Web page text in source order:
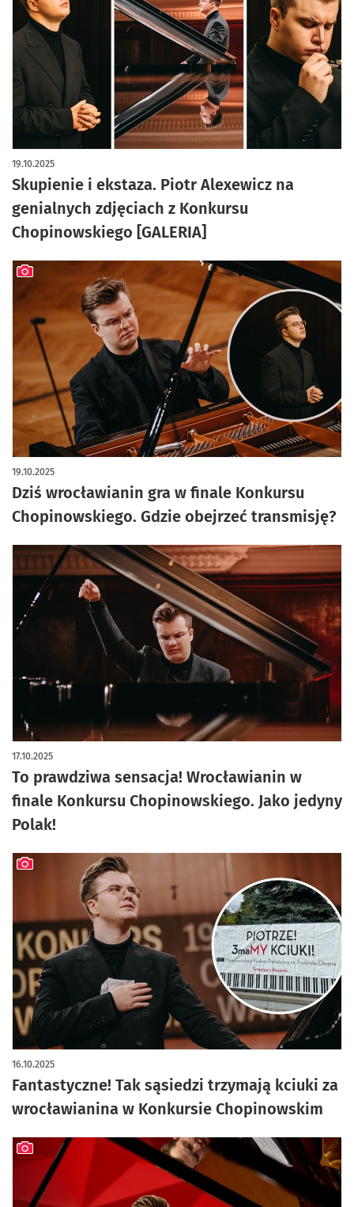
Skupienie i ekstaza. Piotr Alexewicz na
genialnych zdjęciach z Konkursu
Chopinowskiego [GALERIA]
19.10.2025
artykuł z galerią zdjęć
Dziś wrocławianin gra w finale Konkursu
Chopinowskiego. Gdzie obejrzeć transmisję?
19.10.2025
artykuł z galerią zdjęć
To prawdziwa sensacja! Wrocławianin w
finale Konkursu Chopinowskiego. Jako jedyny
Polak!
17.10.2025
Fantastyczne! Tak sąsiedzi trzymają kciuki za
wrocławianina w Konkursie Chopinowskim
16.10.2025
artykuł z galerią zdjęć